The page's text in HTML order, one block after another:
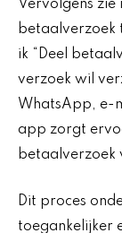
Vervolgens
betaalverzoek
ik “Deel
verzoek wil
WhatsApp, e-
app zorgt
betaalverzoek
Dit proces
toegankelijker